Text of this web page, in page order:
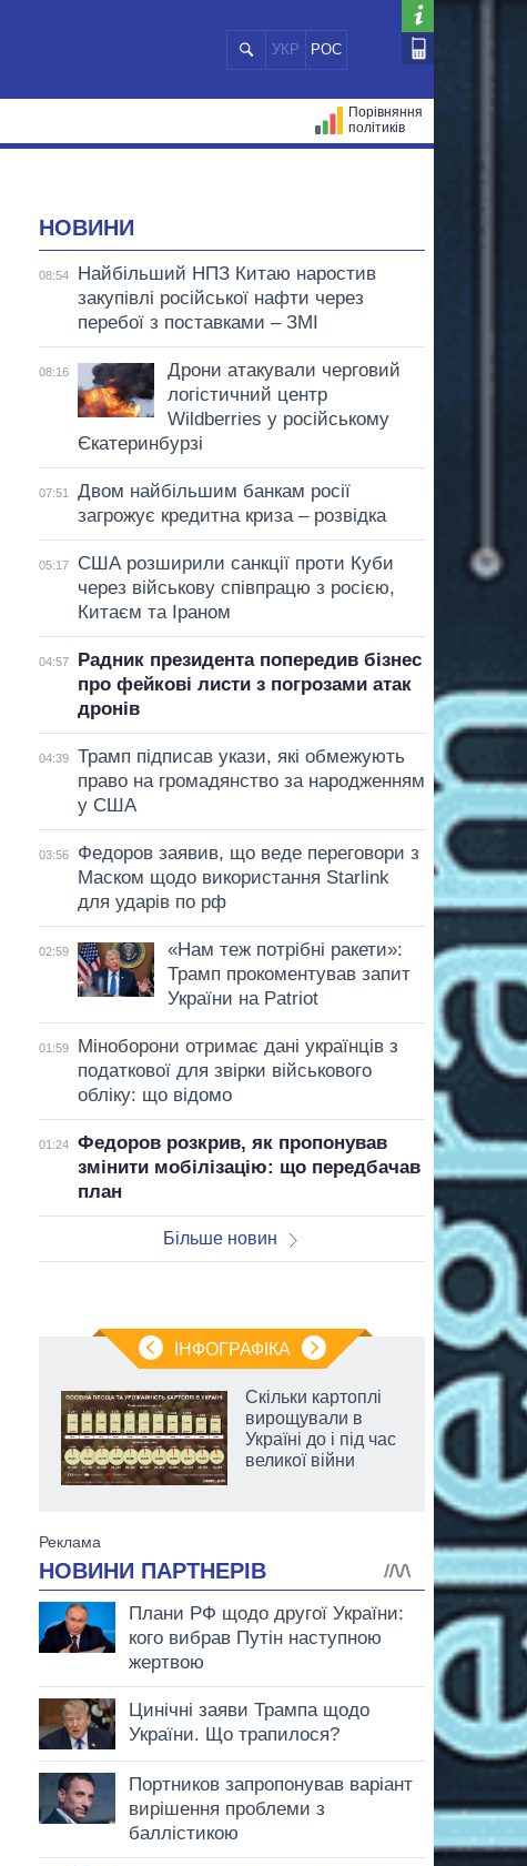
УКР РОС
Порівняння
політиків
НОВИНИ
08:54
Найбільший НПЗ Китаю наростив
закупівлі російської нафти через
перебої з поставками – ЗМІ
08:16
Дрони атакували черговий
логістичний центр
Wildberries у російському
Єкатеринбурзі
07:51
Двом найбільшим банкам росії
загрожує кредитна криза – розвідка
05:17
США розширили санкції проти Куби
через військову співпрацю з росією,
Китаєм та Іраном
04:57
Радник президента попередив бізнес
про фейкові листи з погрозами атак
дронів
04:39
Трамп підписав укази, які обмежують
право на громадянство за народженням
у США
03:56
Федоров заявив, що веде переговори з
Маском щодо використання Starlink
для ударів по рф
02:59
«Нам теж потрібні ракети»:
Трамп прокоментував запит
України на Patriot
01:59
Міноборони отримає дані українців з
податкової для звірки військового
обліку: що відомо
01:24
Федоров розкрив, як пропонував
змінити мобілізацію: що передбачав
план
Більше новин
ІНФОГРАФІКА
Скільки картоплі
вирощували в
Україні до і під час
великої війни